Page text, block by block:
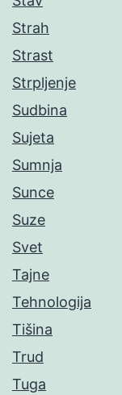
Strah
Strast
Strpljenje
Sudbina
Sujeta
Sumnja
Sunce
Suze
Svet
Tajne
Tehnologija
Tišina
Trud
Tuga